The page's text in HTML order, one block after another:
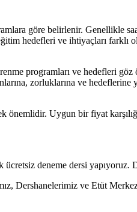
göre belirlenir. Genellikle
hedefleri ve ihtiyaçları
programları ve hedefleri
zorluklarına ve
Uygun bir fiyat
deneme dersi
Dershanelerimiz ve Etüt